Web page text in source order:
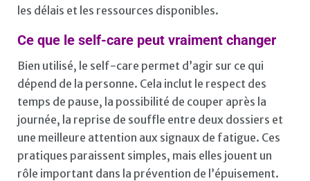
les délais et les ressources disponibles.
Ce que le self-care peut vraiment changer
Bien utilisé, le self-care permet d’agir sur ce qui
dépend de la personne. Cela inclut le respect des
temps de pause, la possibilité de couper après la
journée, la reprise de souffle entre deux dossiers et
une meilleure attention aux signaux de fatigue. Ces
pratiques paraissent simples, mais elles jouent un
rôle important dans la prévention de l’épuisement.